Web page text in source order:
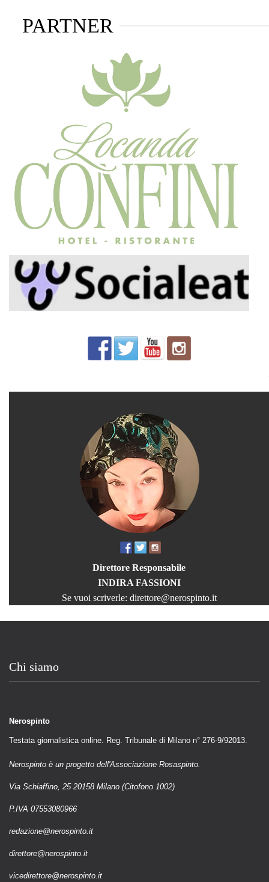
PARTNER
Direttore Responsabile
INDIRA FASSIONI
Se vuoi scriverle: direttore@nerospinto.it
Chi siamo
Nerospinto
Testata giornalistica online. Reg. Tribunale di Milano n° 276-9/92013.
Nerospinto è un progetto dell'Associazione Rosaspinto.
Via Schiaffino, 25 20158 Milano (Citofono 1002)
P.IVA 07553080966
redazione@nerospinto.it
direttore@nerospinto.it
vicedirettore@nerospinto.it